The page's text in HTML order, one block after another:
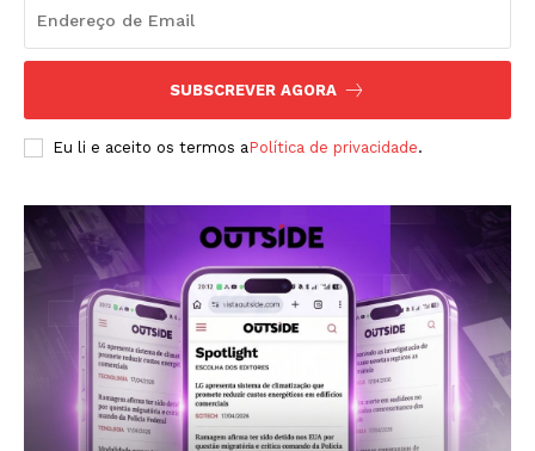
Revista Outside
SUBSCREVER AGORA
Eu li e aceito os termos a Política de privacidade.